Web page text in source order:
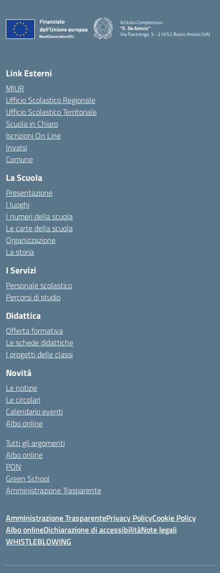
Istituto Comprensivo
"E. De Amicis"
Via Pastrengo, 3 - 21052 Busto Arsizio (VA)
Link Esterni
MIUR
Ufficio Scolastico Regionale
Ufficio Scolastico Territoriale
Scuola in Chiaro
Iscrizioni On Line
Invalsi
Comune
La Scuola
Presentazione
I luoghi
I numeri della scuola
Le carte della scuola
Organizzazione
La storia
I Servizi
Personale scolastico
Percorsi di studio
Didattica
Offerta formativa
Le schede didattiche
I progetti delle classi
Novità
Le notizie
Le circolari
Calendario eventi
Albo online
Tutti gli argomenti
Albo online
PON
Green School
Amministrazione Trasparente
Amministrazione TrasparentePrivacy PolicyCookie Policy
Albo onlineDichiarazione di accessibilitàNote legali
WHISTLEBLOWING